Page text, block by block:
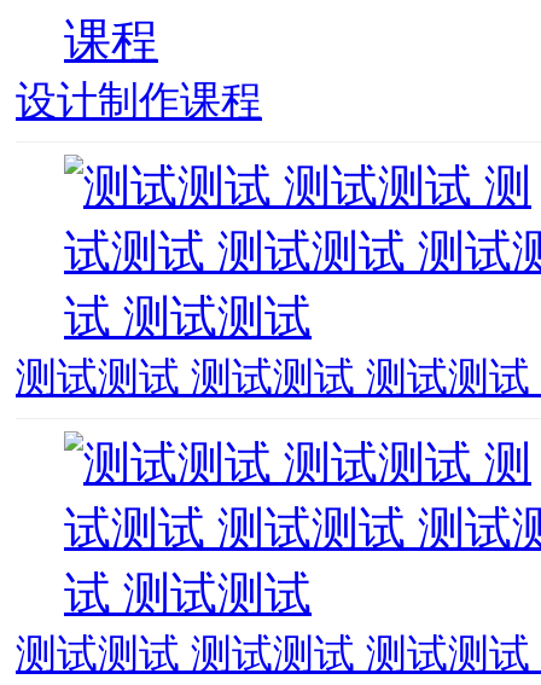
设计制作课程
测试测试 测试测试 测试测
测试测试 测试测试 测试测